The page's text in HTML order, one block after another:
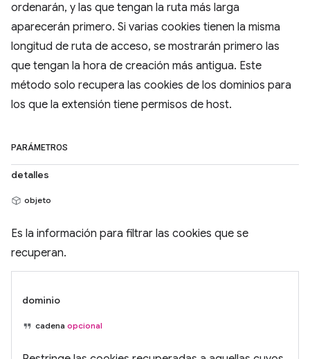
ordenarán, y las que tengan la ruta más larga
aparecerán primero. Si varias cookies tienen la misma
longitud de ruta de acceso, se mostrarán primero las
que tengan la hora de creación más antigua. Este
método solo recupera las cookies de los dominios para
los que la extensión tiene permisos de host.
PARÁMETROS
detalles
objeto
Es la información para filtrar las cookies que se
recuperan.
dominio
cadena opcional